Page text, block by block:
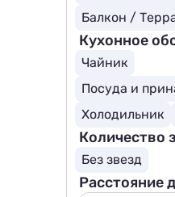
Балкон /
Кухонное
Чайник
Посуда и
Холодильник
Количество
Без звезд
Расстояние